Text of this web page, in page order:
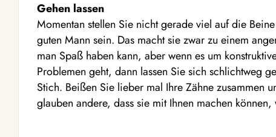
Gehen lassen
Momentan stellen Sie nicht gerade viel auf die
guten Mann sein. Das macht sie zwar zu einem
man Spaß haben kann, aber wenn es um
Problemen geht, dann lassen Sie sich schlichtweg
Stich. Beißen Sie lieber mal Ihre Zähne zusammen
glauben andere, dass sie mit Ihnen machen können,